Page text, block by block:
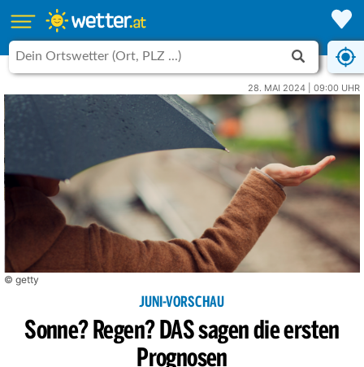
28. MAI 2024 | 09:00 UHR
© getty
JUNI-VORSCHAU
Sonne? Regen? DAS sagen die ersten
Prognosen